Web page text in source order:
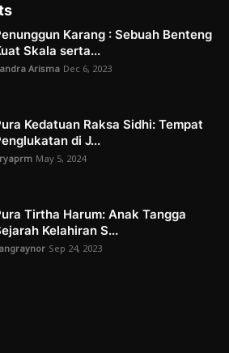
Karang : Sebuah Benteng
Skala serta...
Arisma Dec 6, 2023
Kedatuan Raksa Sidhi: Tempat
di J...
May 5, 2024
Tirtha Harum: Anak Tangga
Kelahiran S...
Sep 24, 2023